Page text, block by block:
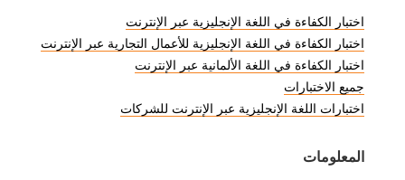
اختبار الكفاءة في اللغة الإنجليزية عبر الإنترنت
اختبار الكفاءة في اللغة الإنجليزية للأعمال التجارية عبر الإنترنت
اختبار الكفاءة في اللغة الألمانية عبر الإنترنت
جميع الاختبارات
اختبارات اللغة الإنجليزية عبر الإنترنت للشركات
المعلومات